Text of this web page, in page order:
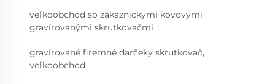
veľkoobchod so zákazníckymi kovovými
gravírovanými skrutkovačmi
gravírované firemné darčeky skrutkovač,
veľkoobchod